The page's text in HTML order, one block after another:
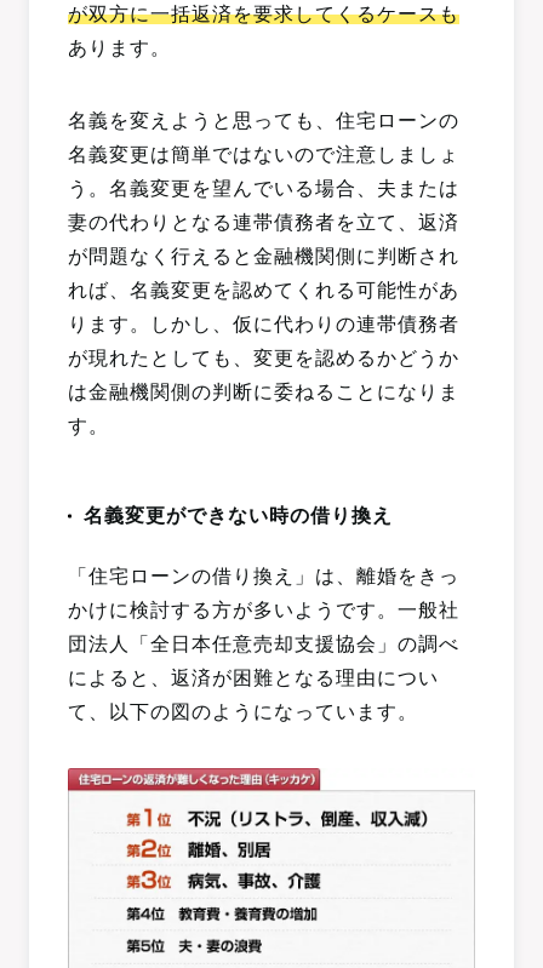
が双方に一括返済を要求してくるケースも
あります。
名義を変えようと思っても、住宅ローンの
名義変更は簡単ではないので注意しましょ
う。名義変更を望んでいる場合、夫または
妻の代わりとなる連帯債務者を立て、返済
が問題なく行えると金融機関側に判断され
れば、名義変更を認めてくれる可能性があ
ります。しかし、仮に代わりの連帯債務者
が現れたとしても、変更を認めるかどうか
は金融機関側の判断に委ねることになりま
す。
名義変更ができない時の借り換え
「住宅ローンの借り換え」は、離婚をきっ
かけに検討する方が多いようです。一般社
団法人「全日本任意売却支援協会」の調べ
によると、返済が困難となる理由につい
て、以下の図のようになっています。